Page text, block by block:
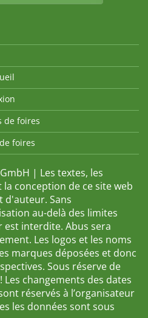
de foires
foires
| Les textes, les
conception de ce site web
d'auteur. Sans
au-delà des limites
interdite. Abus sera
Les logos et les noms
marques déposées et donc
Sous réserve de
changements des dates
réservés à l’organisateur
les données sont sous